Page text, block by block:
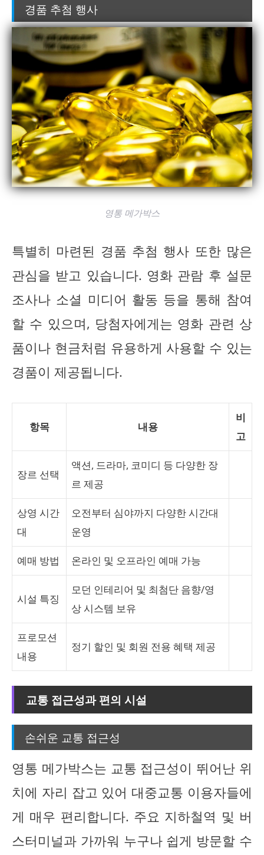
경품 추첨 행사
영통 메가박스
특별히 마련된 경품 추첨 행사 또한 많은
관심을 받고 있습니다. 영화 관람 후 설문
조사나 소셜 미디어 활동 등을 통해 참여
할 수 있으며, 당첨자에게는 영화 관련 상
품이나 현금처럼 유용하게 사용할 수 있는
경품이 제공됩니다.
항목 내용
비
고
장르 선택
액션, 드라마, 코미디 등 다양한 장
르 제공
상영 시간
대
오전부터 심야까지 다양한 시간대
운영
예매 방법 온라인 및 오프라인 예매 가능
시설 특징
모던 인테리어 및 최첨단 음향/영
상 시스템 보유
프로모션
내용
정기 할인 및 회원 전용 혜택 제공
교통 접근성과 편의 시설
손쉬운 교통 접근성
영통 메가박스는 교통 접근성이 뛰어난 위
치에 자리 잡고 있어 대중교통 이용자들에
게 매우 편리합니다. 주요 지하철역 및 버
스터미널과 가까워 누구나 쉽게 방문할 수